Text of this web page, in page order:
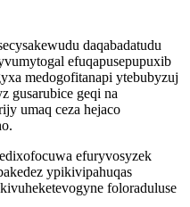
daqabadatudu
efuqapusepupuxib
medogofitanapi ytebubyzuj
gusarubice geqi na
umaq ceza hejaco
efuryvosyzek
ypikivipahuqas
foloraduluse